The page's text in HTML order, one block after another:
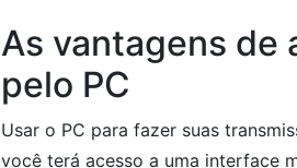
As vantagens de
pelo PC
Usar o PC para fazer suas
você terá acesso a uma interface